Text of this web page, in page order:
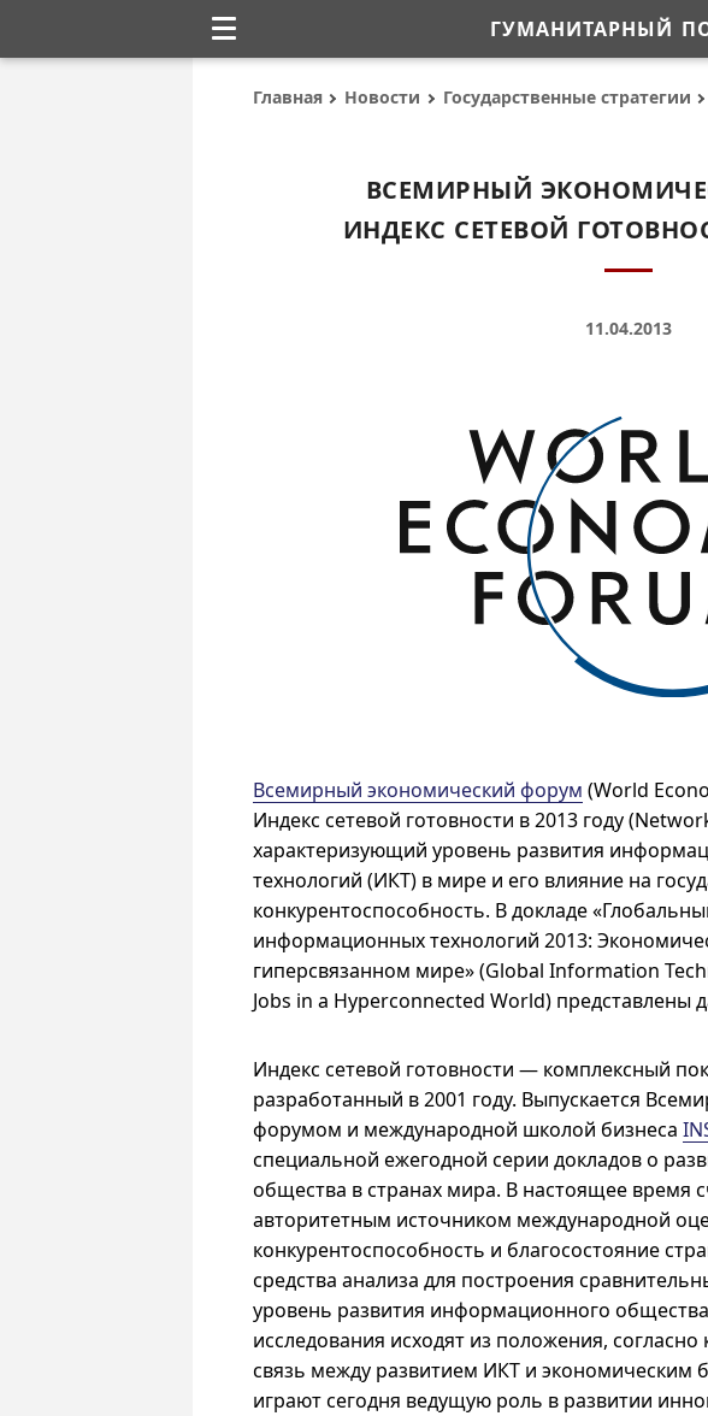
ГУМАНИТАРНЫЙ
Главная Новости Государственные стратегии
ВСЕМИРНЫЙ
ИНДЕКС СЕТЕВОЙ
11.04.2013
Всемирный экономический форум (World
Индекс сетевой готовности в 2013 году (
характеризующий уровень развития
технологий (ИКТ) в мире и его влияние на
конкурентоспособность. В докладе
информационных технологий 2013:
гиперсвязанном мире» (Global Information
Jobs in a Hyperconnected World) представлены
Индекс сетевой готовности — комплексный
разработанный в 2001 году. Выпускается
форумом и международной школой бизнеса
специальной ежегодной серии докладов о
общества в странах мира. В настоящее время
авторитетным источником международной
конкурентоспособность и благосостояние
средства анализа для построения
уровень развития информационного
исследования исходят из положения, согласно
связь между развитием ИКТ и экономическим
играют сегодня ведущую роль в развитии